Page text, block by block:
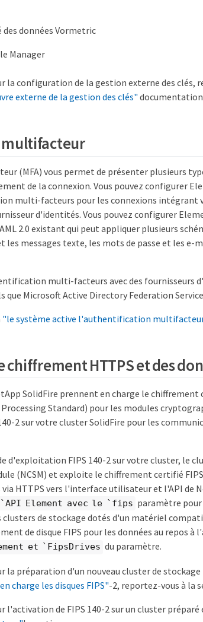
données Vormetric
Manager
la configuration de la gestion externe des clés,
externe de la gestion des clés"
(MFA) vous permet de présenter plusieurs
de la connexion. Vous pouvez configurer
multi-facteurs pour les connexions intégrant
d'identités. Vous pouvez configurer
2.0 existant qui peut appliquer plusieurs
les messages texte, les mots de passe et les e-
multi-facteurs avec des fournisseurs
que Microsoft Active Directory Federation
"le système active l'authentification
chiffrement HTTPS et des
SolidFire prennent en charge le chiffrement
Standard) pour les modules
2 sur votre cluster SolidFire pour les
d'exploitation FIPS 140-2 sur votre cluster, le
(NCSM) et exploite le chiffrement certifié
HTTPS vers l'interface utilisateur et l'API de
Element avec le `fips paramètre
clusters de stockage dotés d'un matériel
de disque FIPS pour les données au repos à
et `FipsDrives du paramètre.
préparation d'un nouveau cluster de stockage
charge les disques FIPS"-2, reportez-vous à la
l'activation de FIPS 140-2 sur un cluster